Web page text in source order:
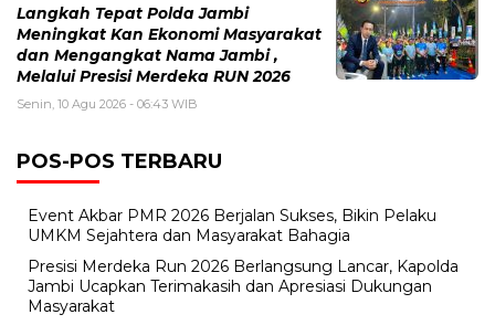
Langkah Tepat Polda Jambi
Meningkat Kan Ekonomi Masyarakat
dan Mengangkat Nama Jambi ,
Melalui Presisi Merdeka RUN 2026
Senin, 10 Agu 2026 - 06:43 WIB
POS-POS TERBARU
Event Akbar PMR 2026 Berjalan Sukses, Bikin Pelaku
UMKM Sejahtera dan Masyarakat Bahagia
Presisi Merdeka Run 2026 Berlangsung Lancar, Kapolda
Jambi Ucapkan Terimakasih dan Apresiasi Dukungan
Masyarakat